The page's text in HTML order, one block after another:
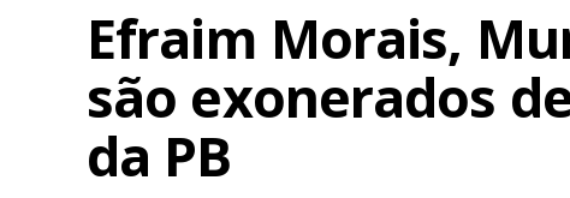
Efraim Morais,
são exonerados
da PB